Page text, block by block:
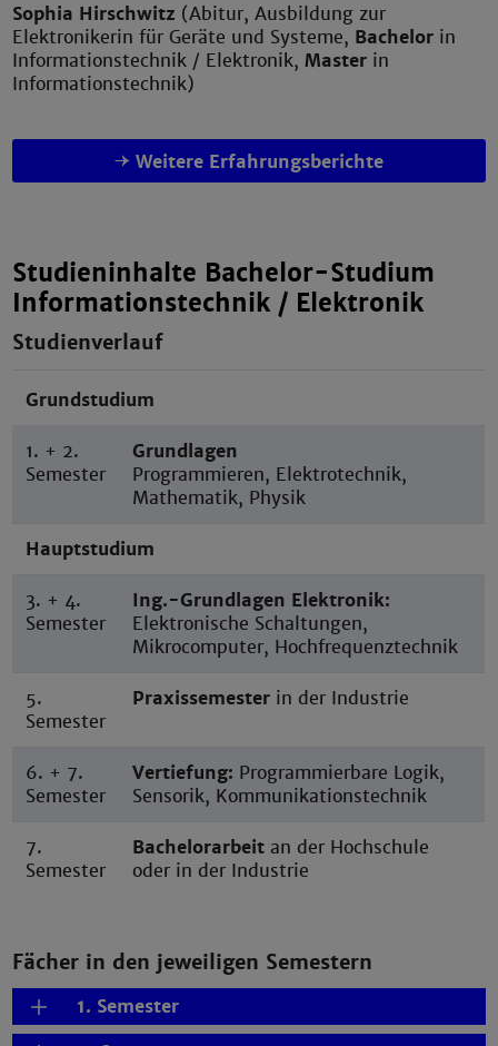
Sophia Hirschwitz (Abitur, Ausbildung zur
Elektronikerin für Geräte und Systeme, Bachelor in
Informationstechnik / Elektronik,Master in
Informationstechnik)
Weitere Erfahrungsberichte
Studieninhalte Bachelor-Studium
Informationstechnik / Elektronik
Studienverlauf
Grundstudium
1. + 2.
Semester
Grundlagen
Programmieren, Elektrotechnik,
Mathematik, Physik
Hauptstudium
3. + 4.
Semester
Ing.-Grundlagen Elektronik:
Elektronische Schaltungen,
Mikrocomputer, Hochfrequenztechnik
5.
Semester
Praxissemester in der Industrie
6. + 7.
Semester
Vertiefung: Programmierbare Logik,
Sensorik, Kommunikationstechnik
7.
Semester
Bachelorarbeit an der Hochschule
oder in der Industrie
Fächer in den jeweiligen Semestern
1. Semester